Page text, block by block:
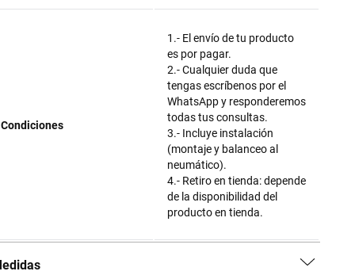
Condiciones
1.- El envío de tu producto
es por pagar.
2.- Cualquier duda que
tengas escríbenos por el
WhatsApp y responderemos
todas tus consultas.
3.- Incluye instalación
(montaje y balanceo al
neumático).
4.- Retiro en tienda: depende
de la disponibilidad del
producto en tienda.